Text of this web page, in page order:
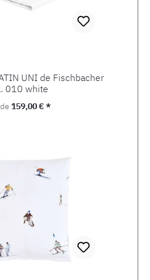
UNI de Fischbacher
010 white
normal:
159,00 € *